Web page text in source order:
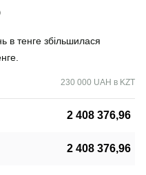
в тенге збільшилася
230 000 UAH в KZT
2 408 376,96
2 408 376,96